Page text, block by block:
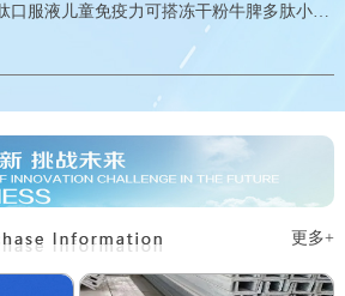
【自营】AMYKON脾氨肽口服液儿童免疫力可搭冻干粉牛脾多肽小分子
更多+